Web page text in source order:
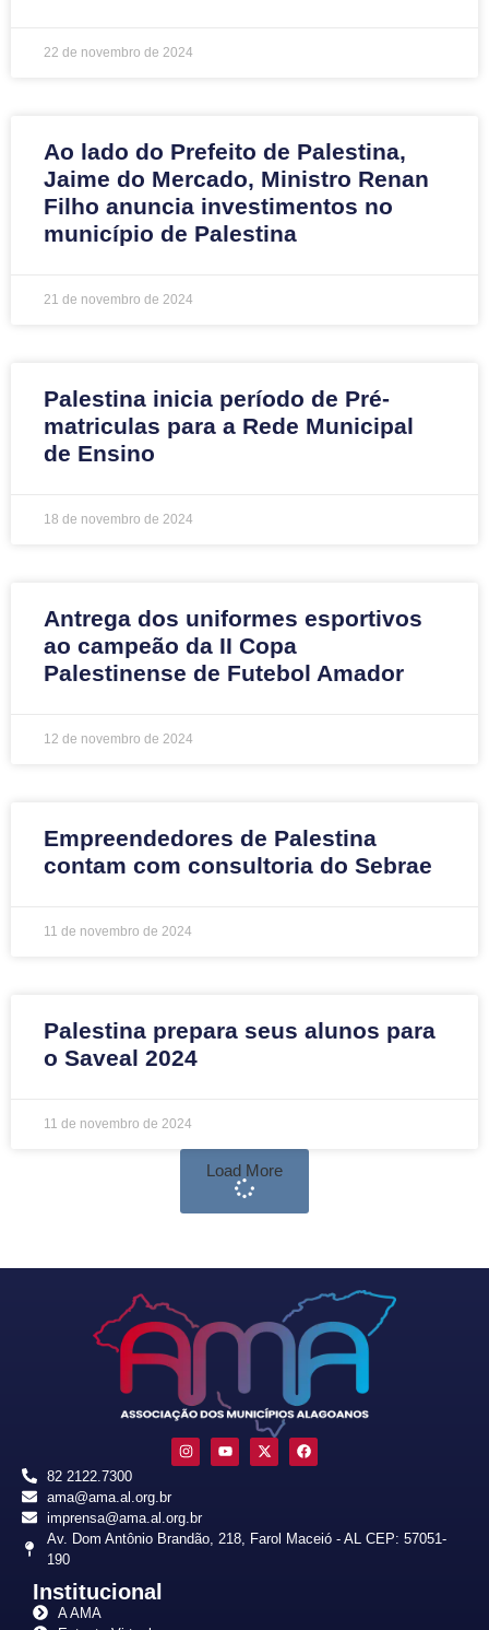
22 de novembro de 2024
Ao lado do Prefeito de Palestina,
Jaime do Mercado, Ministro Renan
Filho anuncia investimentos no
município de Palestina
21 de novembro de 2024
Palestina inicia período de Pré-
matriculas para a Rede Municipal
de Ensino
18 de novembro de 2024
Antrega dos uniformes esportivos
ao campeão da II Copa
Palestinense de Futebol Amador
12 de novembro de 2024
Empreendedores de Palestina
contam com consultoria do Sebrae
11 de novembro de 2024
Palestina prepara seus alunos para
o Saveal 2024
11 de novembro de 2024
Load More
82 2122.7300
ama@ama.al.org.br
imprensa@ama.al.org.br
Av. Dom Antônio Brandão, 218, Farol Maceió - AL CEP: 57051-
190
Institucional
A AMA